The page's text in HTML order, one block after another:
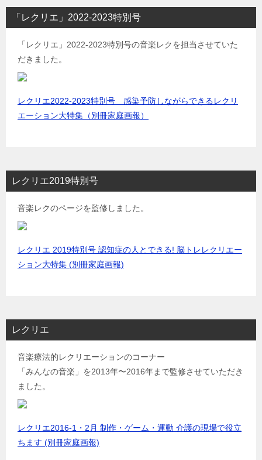
「レクリエ」2022-2023特別号
「レクリエ」2022-2023特別号の音楽レクを担当させていた
だきました。
レクリエ2022-2023特別号 感染予防しながらできるレクリ
エーション大特集（別冊家庭画報）
レクリエ2019特別号
音楽レクのページを監修しました。
レクリエ 2019特別号 認知症の人とできる! 脳トレレクリエー
ション大特集 (別冊家庭画報)
レクリエ
音楽療法的レクリエーションのコーナー
「みんなの音楽」を2013年〜2016年まで監修させていただき
ました。
レクリエ2016-1・2月 制作・ゲーム・運動 介護の現場で役立
ちます (別冊家庭画報)